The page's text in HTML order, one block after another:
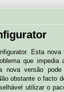
Esta
que impedia
nova versão
obstante o facto
utilizar o